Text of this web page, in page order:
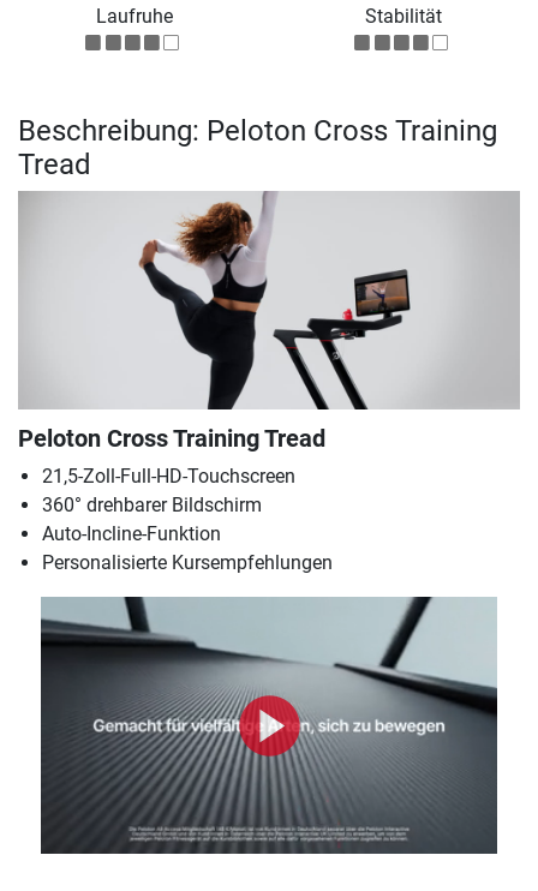
Laufruhe Stabilität
Beschreibung: Peloton Cross Training
Tread
Peloton Cross Training Tread
21,5-Zoll-Full-HD-Touchscreen
360° drehbarer Bildschirm
Auto-Incline-Funktion
Personalisierte Kursempfehlungen